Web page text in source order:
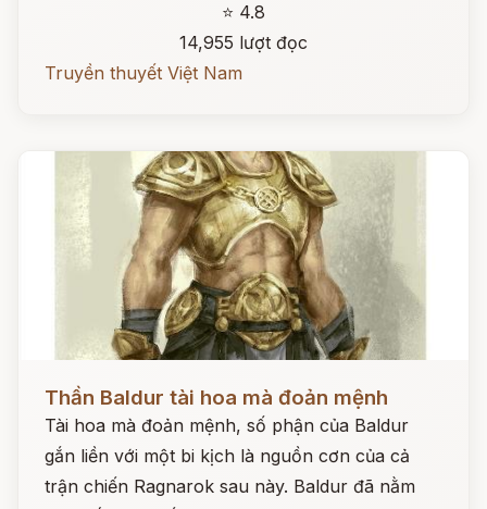
⭐ 4.8
14,955 lượt đọc
Truyền thuyết Việt Nam
Đọc ngay
Thần Baldur tài hoa mà đoản mệnh
Tài hoa mà đoản mệnh, số phận của Baldur
gắn liền với một bi kịch là nguồn cơn của cả
trận chiến Ragnarok sau này. Baldur đã nằm